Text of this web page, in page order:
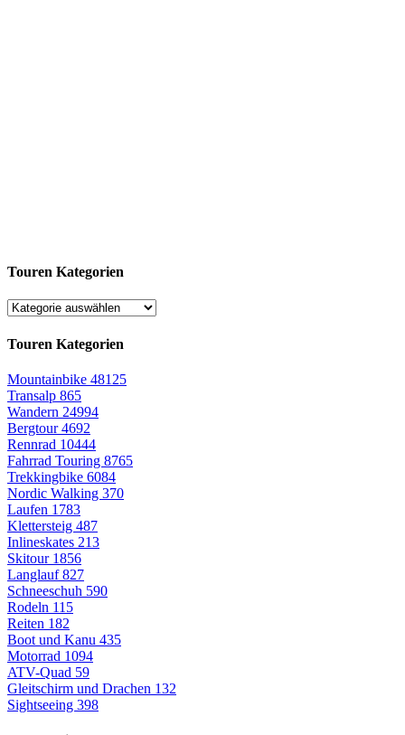
Touren Kategorien
Touren Kategorien
Mountainbike 48125
Transalp 865
Wandern 24994
Bergtour4692
Rennrad 10444
Fahrrad Touring 8765
Trekkingbike 6084
Nordic Walking 370
Laufen 1783
Klettersteig 487
Inlineskates 213
Skitour 1856
Langlauf827
Schneeschuh 590
Rodeln 115
Reiten 182
Boot und Kanu 435
Motorrad 1094
ATV-Quad 59
Gleitschirm und Drachen 132
Sightseeing 398